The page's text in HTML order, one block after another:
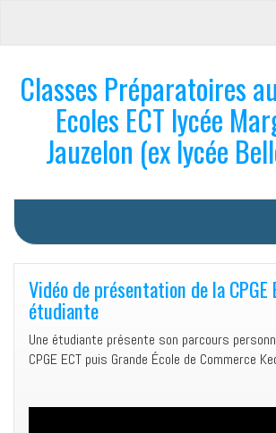
Classes Préparatoires
Ecoles ECT lycée
Jauzelon (ex lycée
Vidéo de présentation de la CPGE
étudiante
Une étudiante présente son parcours
CPGE ECT puis Grande École de Commerce